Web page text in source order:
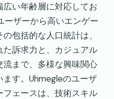
い年齢層に対応してお
ーザーから高いエンゲー
包括的な人口統計は、
訴求力と、カジュアル
まで、多様な興味関心
す。Uhmegleのユーザ
ェースは、技術スキル